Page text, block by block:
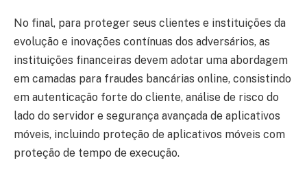
No final, para proteger seus clientes e instituições da
evolução e inovações contínuas dos adversários, as
instituições financeiras devem adotar uma abordagem
em camadas para fraudes bancárias online, consistindo
em autenticação forte do cliente, análise de risco do
lado do servidor e segurança avançada de aplicativos
móveis, incluindo proteção de aplicativos móveis com
proteção de tempo de execução.